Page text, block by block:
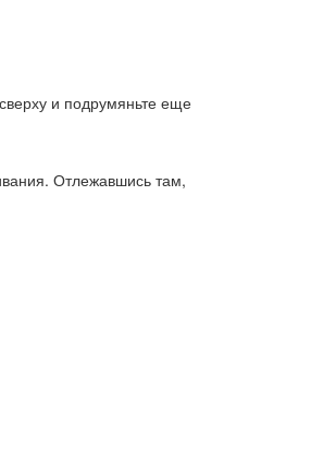
и подрумяньте еще
Отлежавшись там,